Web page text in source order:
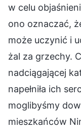
w celu
ono oznaczać,
może uczynić i
żal za grzechy.
nadciągającej
napełniła ich
moglibyśmy
mieszkańców